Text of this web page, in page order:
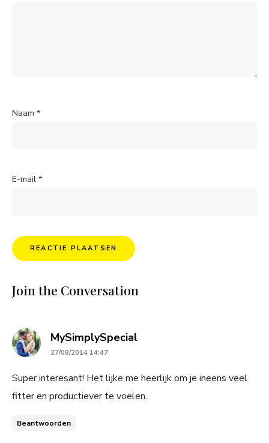
Naam *
E-mail *
Join the Conversation
MySimplySpecialsays:
27/08/2014 14:47
Super interesant! Het lijke me heerlijk om je ineens veel
fitter en productiever te voelen.
Beantwoorden